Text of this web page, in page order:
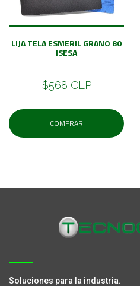
LIJA TELA ESMERIL GRANO 80
ISESA
$568 CLP
COMPRAR
Soluciones para la industria.